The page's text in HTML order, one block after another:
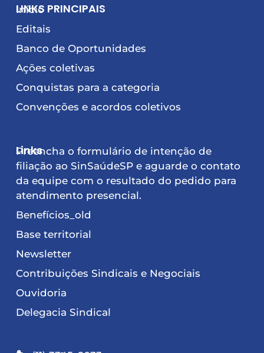
LINKS PRINCIPAIS
Início
Editais
Banco de Oportunidades
Ações coletivas
Conquistas para a categoria
Convenções e acordos coletivos
Links
Preencha o formulário de intenção de
filiação ao SinSaúdeSP e aguarde o contato
da equipe com o resultado do pedido para
atendimento presencial.
Benefícios_old
Base territorial
Newsletter
Contribuições Sindicais e Negociais
Ouvidoria
Delegacia Sindical